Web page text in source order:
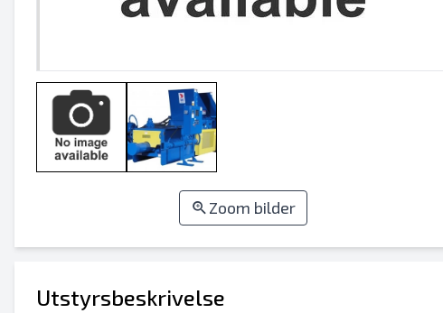
Zoom bilder
Utstyrsbeskrivelse